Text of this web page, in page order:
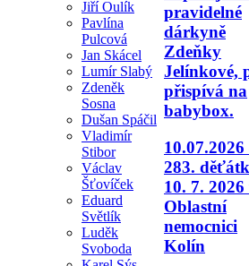
Jiří Oulík
Pavlína
Pulcová
Jan Skácel
Lumír Slabý
Zdeněk
Sosna
Dušan Spáčil
Vladimír
Stibor
Václav
Šťovíček
Eduard
Světlík
Luděk
Svoboda
pravidelné
dárkyně
Zdeňky
Jelínkové,
přispívá na
babybox.
10.07.2026
283.
10. 7. 2026
Oblastní
nemocnici
Kolín